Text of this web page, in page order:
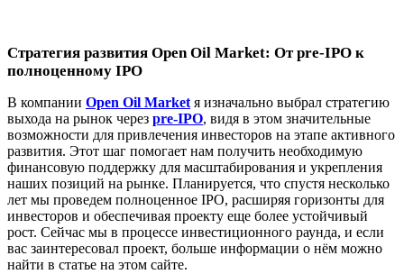
Стратегия развития Open Oil Market: От pre-IPO к
полноценному IPO
В компании Open Oil Market я изначально выбрал стратегию
выхода на рынок через pre-IPO, видя в этом значительные
возможности для привлечения инвесторов на этапе активного
развития. Этот шаг помогает нам получить необходимую
финансовую поддержку для масштабирования и укрепления
наших позиций на рынке. Планируется, что спустя несколько
лет мы проведем полноценное IPO, расширяя горизонты для
инвесторов и обеспечивая проекту еще более устойчивый
рост. Сейчас мы в процессе инвестиционного раунда, и если
вас заинтересовал проект, больше информации о нём можно
найти в статье на этом сайте.